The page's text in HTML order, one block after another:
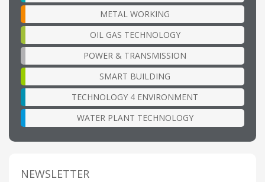
METAL WORKING
OIL GAS TECHNOLOGY
POWER & TRANSMISSION
SMART BUILDING
TECHNOLOGY 4 ENVIRONMENT
WATER PLANT TECHNOLOGY
NEWSLETTER